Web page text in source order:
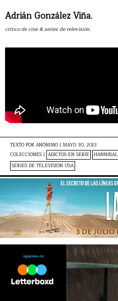
Adrián González Viña.
crítico de cine & series de televisión.
TEXTO POR ANÓNIMO | MAYO 30, 2013
COLECCIONES | ADICTOS EN SERIE HANNIBAL
SERIES DE TELEVISIÓN USA